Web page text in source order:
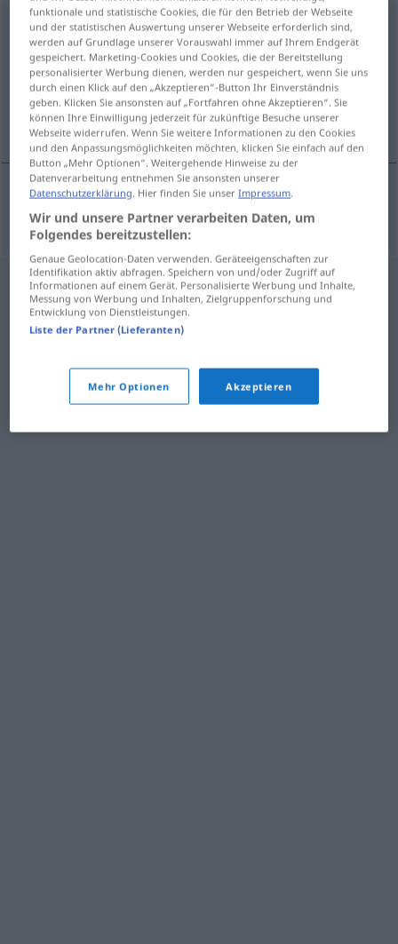
Schwangerschaftf
Übersicht aller Übersetzungen
(Für mehr Details die Übersetzung anklicken/antippen)
tehotenstvo
tehotenstvon Schwangerschaft
funktionale und statistische Cookies, die für den Betrieb der Webseite
und der statistischen Auswertung unserer Webseite erforderlich sind,
werden auf Grundlage unserer Vorauswahl immer auf Ihrem Endgerät
gespeichert. Marketing-Cookies und Cookies, die der Bereitstellung
personalisierter Werbung dienen, werden nur gespeichert, wenn Sie uns
durch einen Klick auf den „Akzeptieren“-Button Ihr Einverständnis
geben. Klicken Sie ansonsten auf „Fortfahren ohne Akzeptieren“. Sie
können Ihre Einwilligung jederzeit für zukünftige Besuche unserer
Webseite widerrufen. Wenn Sie weitere Informationen zu den Cookies
und den Anpassungsmöglichkeiten möchten, klicken Sie einfach auf den
Button „Mehr Optionen“. Weitergehende Hinweise zu der
Datenverarbeitung entnehmen Sie ansonsten unserer
Datenschutzerklärung. Hier finden Sie unserImpressum.
Wir und unsere Partner verarbeiten Daten, um
Folgendes bereitzustellen:
Genaue Geolocation-Daten verwenden. Geräteeigenschaften zur
Identifikation aktiv abfragen. Speichern von und/oder Zugriff auf
Informationen auf einem Gerät. Personalisierte Werbung und Inhalte,
Messung von Werbung und Inhalten, Zielgruppenforschung und
Entwicklung von Dienstleistungen.
Liste der Partner (Lieferanten)
Mehr Optionen Akzeptieren